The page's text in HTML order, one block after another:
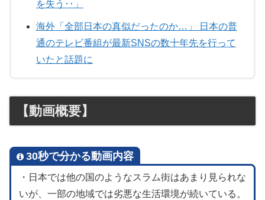
を失う‥」
海外「全部日本の真似だったのか…」 日本の普
通のテレビ番組が最新SNSの数十年先を行って
いたと話題に
【動画概要】
30秒で分かる動画内容
・日本では他の国のようなスラム街はあまり見られな
いが、一部の地域では劣悪な生活環境が続いている。